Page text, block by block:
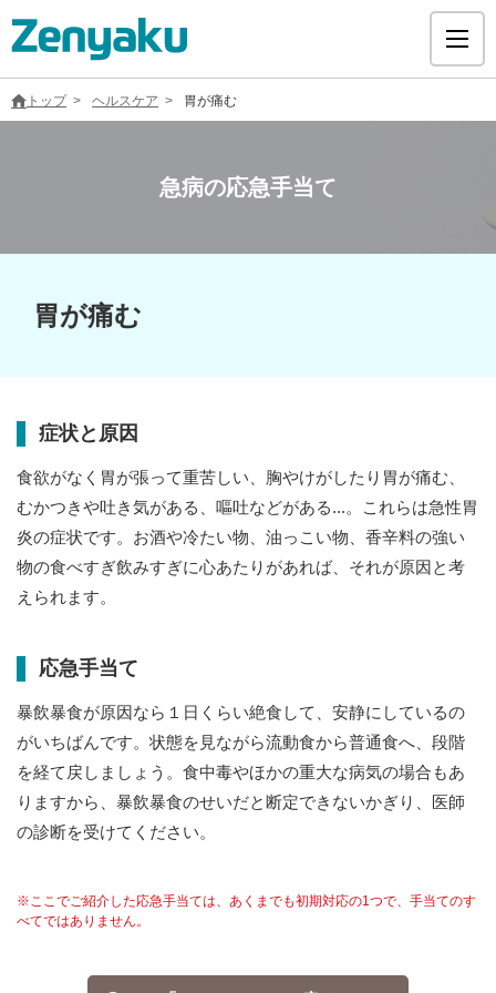
お問い合わせ
トップ ヘルスケア 胃が痛む
急病の応急手当て
胃が痛む
症状と原因
食欲がなく胃が張って重苦しい、胸やけがしたり胃が痛む、
むかつきや吐き気がある、嘔吐などがある...。これらは急性胃
炎の症状です。お酒や冷たい物、油っこい物、香辛料の強い
物の食べすぎ飲みすぎに心あたりがあれば、それが原因と考
えられます。
応急手当て
暴飲暴食が原因なら１日くらい絶食して、安静にしているの
がいちばんです。状態を見ながら流動食から普通食へ、段階
を経て戻しましょう。食中毒やほかの重大な病気の場合もあ
りますから、暴飲暴食のせいだと断定できないかぎり、医師
の診断を受けてください。
※ここでご紹介した応急手当ては、あくまでも初期対応の1つで、手当てのす
べてではありません。